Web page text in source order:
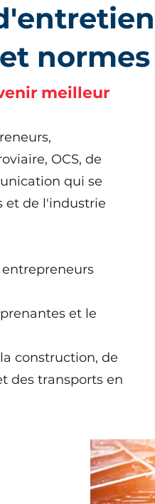
normes
meilleur
OCS, de
qui se
et de l'industrie
et le
construction, de
des transports en